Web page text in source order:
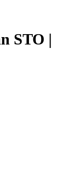
STO |